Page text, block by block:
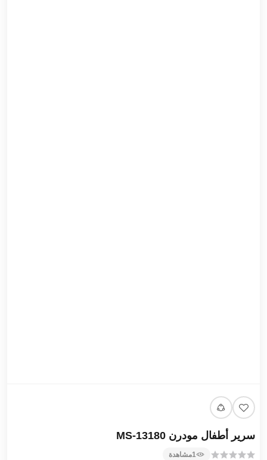
سرير أطفال مودرن MS-13180
1مشاهدة